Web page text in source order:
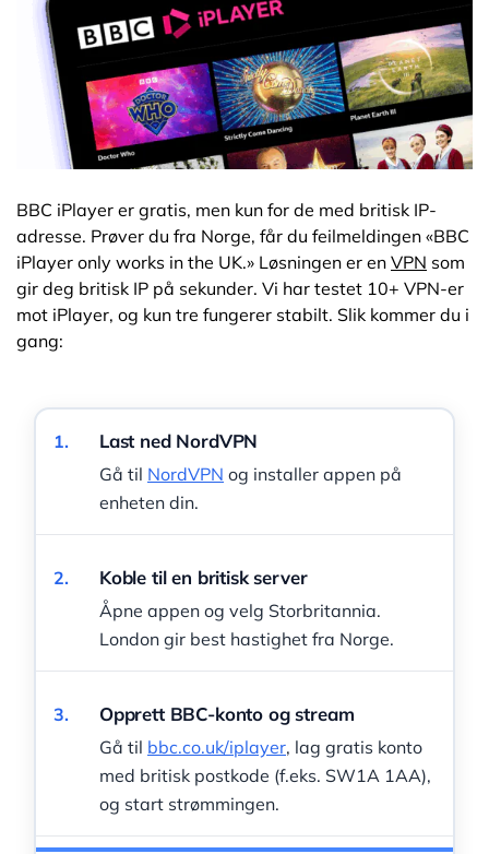
BBC iPlayer er gratis, men kun for de med britisk IP-
adresse. Prøver du fra Norge, får du feilmeldingen «BBC
iPlayer only works in the UK.» Løsningen er en VPN som
gir deg britisk IP på sekunder. Vi har testet 10+ VPN-er
mot iPlayer, og kun tre fungerer stabilt. Slik kommer du i
gang:
1. Last ned NordVPN
Gå til NordVPN og installer appen på
enheten din.
2. Koble til en britisk server
Åpne appen og velg Storbritannia.
London gir best hastighet fra Norge.
3. Opprett BBC-konto og stream
Gå til bbc.co.uk/iplayer, lag gratis konto
med britisk postkode (f.eks. SW1A 1AA),
og start strømmingen.